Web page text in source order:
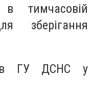
в тимчасовій
зберігання
ГУ ДСНС у